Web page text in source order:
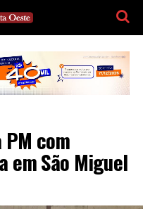
com
em São Miguel